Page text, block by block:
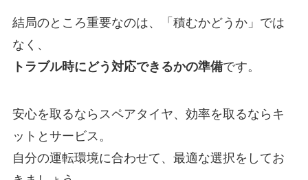
結局のところ重要なのは、「積むかどうか」では
なく、
トラブル時にどう対応できるかの準備です。
安心を取るならスペアタイヤ、効率を取るならキ
ットとサービス。
自分の運転環境に合わせて、最適な選択をしてお